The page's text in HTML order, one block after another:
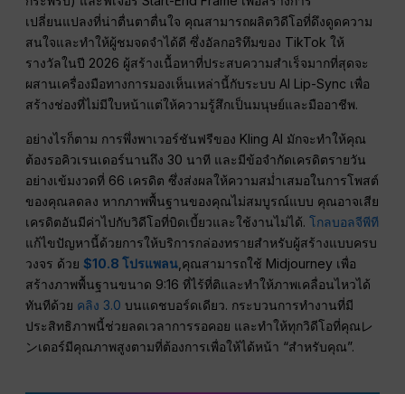
เปลี่ยนแปลงที่น่าตื่นตาตื่นใจ คุณสามารถผลิตวิดีโอที่ดึงดูดความ
สนใจและทำให้ผู้ชมจดจำได้ดี ซึ่งอัลกอริทึมของ TikTok ให้
รางวัลในปี 2026 ผู้สร้างเนื้อหาที่ประสบความสำเร็จมากที่สุดจะ
ผสานเครื่องมือทางการมองเห็นเหล่านี้กับระบบ AI Lip-Sync เพื่อ
สร้างช่องที่ไม่มีใบหน้าแต่ให้ความรู้สึกเป็นมนุษย์และมืออาชีพ.
อย่างไรก็ตาม การพึ่งพาเวอร์ชันฟรีของ Kling AI มักจะทำให้คุณ
ต้องรอคิวเรนเดอร์นานถึง 30 นาที และมีข้อจำกัดเครดิตรายวัน
อย่างเข้มงวดที่ 66 เครดิต ซึ่งส่งผลให้ความสม่ำเสมอในการโพสต์
ของคุณลดลง หากภาพพื้นฐานของคุณไม่สมบูรณ์แบบ คุณอาจเสีย
เครดิตอันมีค่าไปกับวิดีโอที่บิดเบี้ยวและใช้งานไม่ได้.โกลบอลจีพีที
แก้ไขปัญหานี้ด้วยการให้บริการกล่องทรายสำหรับผู้สร้างแบบครบ
วงจร ด้วย$10.8 โปรแพลน ,คุณสามารถใช้ Midjourney เพื่อ
สร้างภาพพื้นฐานขนาด 9:16 ที่ไร้ที่ติและทำให้ภาพเคลื่อนไหวได้
ทันทีด้วย คลิง 3.0 บนแดชบอร์ดเดียว. กระบวนการทำงานที่มี
ประสิทธิภาพนี้ช่วยลดเวลาการรอคอย และทำให้ทุกวิดีโอที่คุณレ
ンเดอร์มีคุณภาพสูงตามที่ต้องการเพื่อให้ได้หน้า “สำหรับคุณ”.